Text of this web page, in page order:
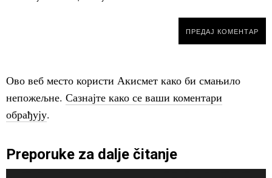
Ово веб место користи Акисмет како би смањило
непожељне. Сазнајте како се ваши коментари
обрађују.
Preporuke za dalje čitanje